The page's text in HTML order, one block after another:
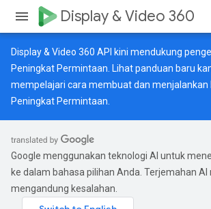
Display & Video 360
Display & Video 360 API kini mendukung
Peningkat Permintaan. Lihatpanduan baru
mempelajari cara membuat dan menjalankan
Peningkat Permintaan.
Google menggunakan teknologi AI untuk
ke dalam bahasa pilihan Anda. Terjemahan AI
mengandung kesalahan.